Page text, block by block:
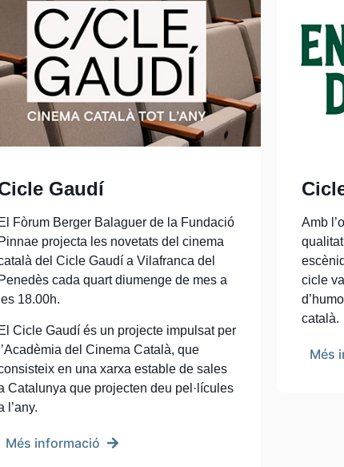
Gaudí
El Fòrum Berger Balaguer de la Fundació
Pinnae projecta les novetats del cinema
del Cicle Gaudí a Vilafranca del
Penedès cada quart diumenge de mes a
les 18.00h.
El Cicle Gaudí és un projecte impulsat per
l’Acadèmia del Cinema Català, que
en una xarxa estable de sales
Catalunya que projecten deu pel·lícules
l’any.
Més informació
Amb
cicle
català.
Més